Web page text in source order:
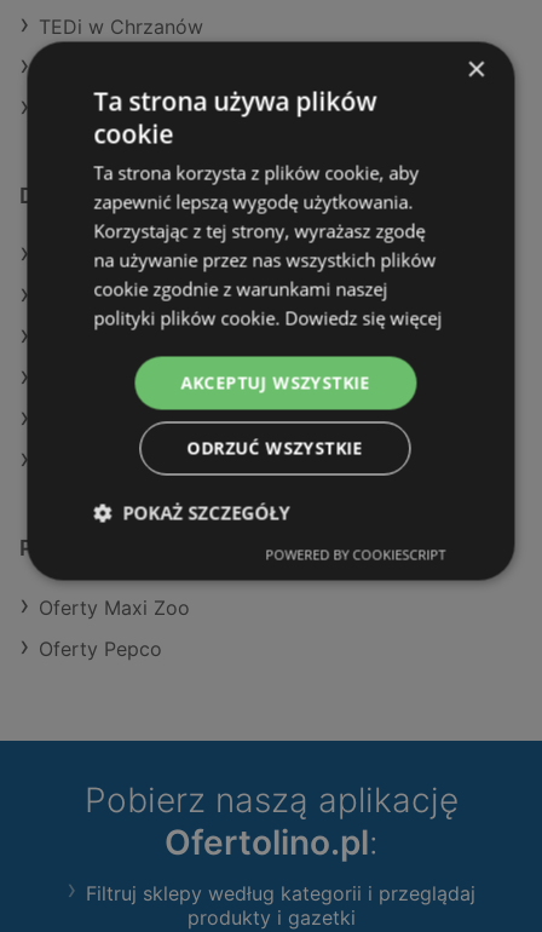
TEDi w Chrzanów
TEDi w Bytów
Dodatkowe łącza
Oferty TEDi
Oferty Maxi Zoo
Oferty Pepco
Aktualne gazetki Maxi Zoo
Aktualne gazetki Pepco
Sklepy TEDi w Międzyzdroje
Podobne sklepy detaliczne
Oferty Maxi Zoo
Oferty Pepco
Pobierz naszą aplikację
Ofertolino.pl:
Filtruj sklepy według kategorii i przeglądaj
produkty i gazetki
×
Ta strona używa plików
cookie
Ta strona korzysta z plików cookie, aby
zapewnić lepszą wygodę użytkowania.
Korzystając z tej strony, wyrażasz zgodę
na używanie przez nas wszystkich plików
cookie zgodnie z warunkami naszej
polityki plików cookie. Dowiedz się więcej
AKCEPTUJ WSZYSTKIE
ODRZUĆ WSZYSTKIE
POKAŻ SZCZEGÓŁY
POWERED BY COOKIESCRIPT